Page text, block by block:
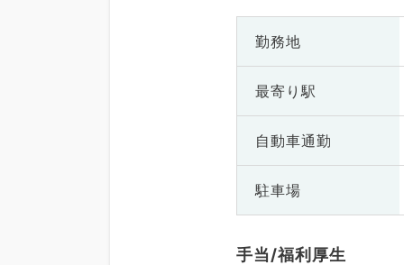
勤務地
最寄り駅
自動車通勤
駐車場
手当/福利厚生